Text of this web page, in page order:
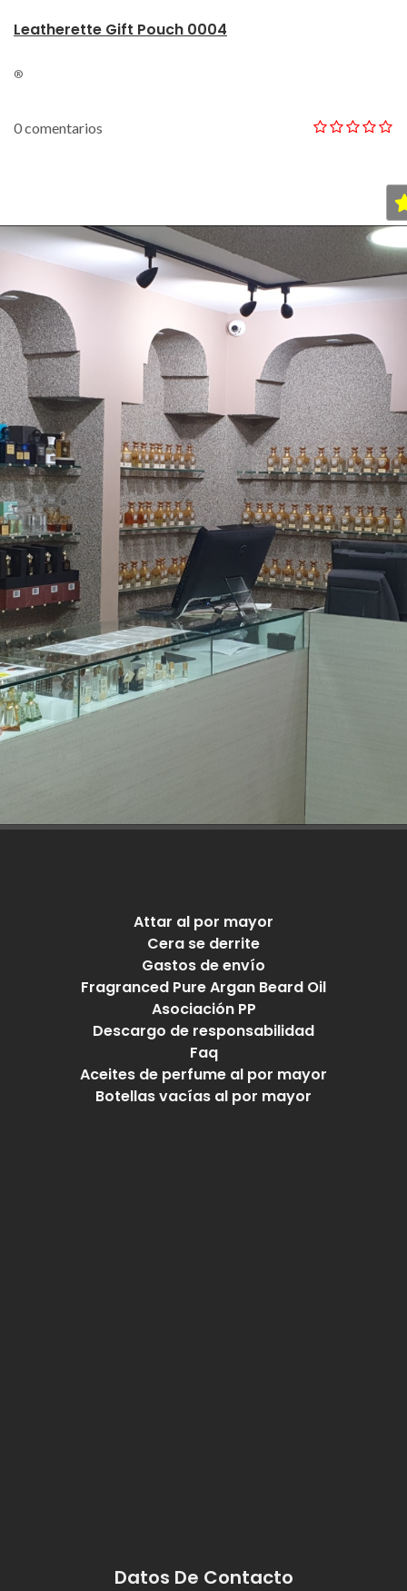
Leatherette Gift Pouch 0004
®
0 comentarios
Attar al por mayor
Cera se derrite
Gastos de envío
Fragranced Pure Argan Beard Oil
Asociación PP
Descargo de responsabilidad
Faq
Aceites de perfume al por mayor
Botellas vacías al por mayor
Datos De Contacto